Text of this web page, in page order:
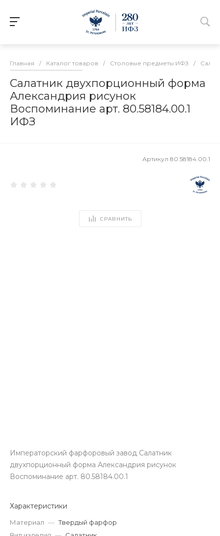
Главная / Каталог товаров / Столовые предметы ИФЗ /
Салатник двухпорционный форма
Александрия рисунок
Воспоминание арт. 80.58184.00.1
ИФЗ
Артикул 80.58184.00.1
СРАВНИТЬ
Императорский фарфоровый завод Салатник
двухпорционный форма Александрия рисунок
Воспоминание арт. 80.58184.00.1
Характеристики
Материал — Твердый фарфор